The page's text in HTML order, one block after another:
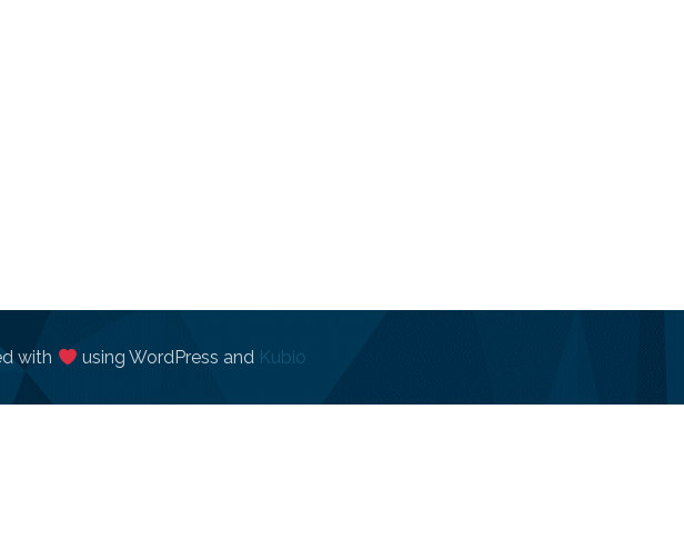
with using WordPress and Kubio